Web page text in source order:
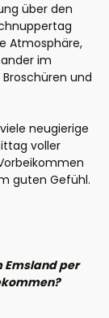
über den
Atmosphäre,
im
und
neugierige
voller
guten Gefühl.
Emsland per